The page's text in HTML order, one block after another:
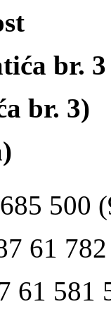
br. 3
br. 3)
500
61
61 581